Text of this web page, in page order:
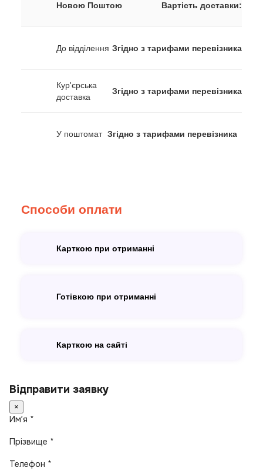
Новою Поштою Вартість доставки:
До відділення Згідно з тарифами перевізника
Кур'єрська
доставка
Згідно з тарифами перевізника
У поштомат Згідно з тарифами перевізника
Способи оплати
Карткою при отриманні
Готівкою при отриманні
Карткою на сайті
Відправити заявку
×
Имʼя *
Прізвище *
Телефон *